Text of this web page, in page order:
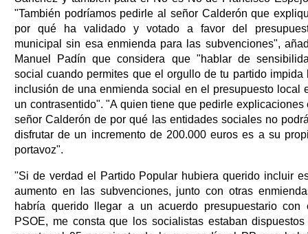
"También podríamos pedirle al señor Calderón que
por qué ha validado y votado a favor del
municipal sin esa enmienda para las subvenciones",
Manuel Padín que considera que "hablar de
social cuando permites que el orgullo de tu partido impida
inclusión de una enmienda social en el presupuesto local
un contrasentido". "A quien tiene que pedirle explicaciones
señor Calderón de por qué las entidades sociales no
disfrutar de un incremento de 200.000 euros es a su
portavoz".
"Si de verdad el Partido Popular hubiera querido incluir
aumento en las subvenciones, junto con otras
habría querido llegar a un acuerdo presupuestario con
PSOE, me consta que los socialistas estaban dispuestos